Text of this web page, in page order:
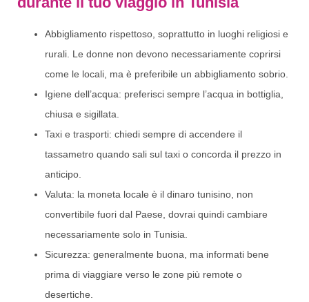
Abbigliamento rispettoso, soprattutto in luoghi religiosi e
rurali. Le donne non devono necessariamente coprirsi
come le locali, ma è preferibile un abbigliamento sobrio.
Igiene dell’acqua: preferisci sempre l’acqua in bottiglia,
chiusa e sigillata.
Taxi e trasporti: chiedi sempre di accendere il
tassametro quando sali sul taxi o concorda il prezzo in
anticipo.
Valuta: la moneta locale è il dinaro tunisino, non
convertibile fuori dal Paese, dovrai quindi cambiare
necessariamente solo in Tunisia.
Sicurezza: generalmente buona, ma informati bene
prima di viaggiare verso le zone più remote o
desertiche.